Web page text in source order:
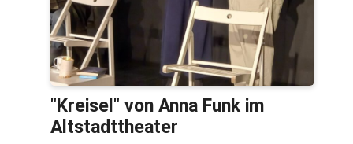
"Kreisel" von Anna Funk im
Altstadttheater